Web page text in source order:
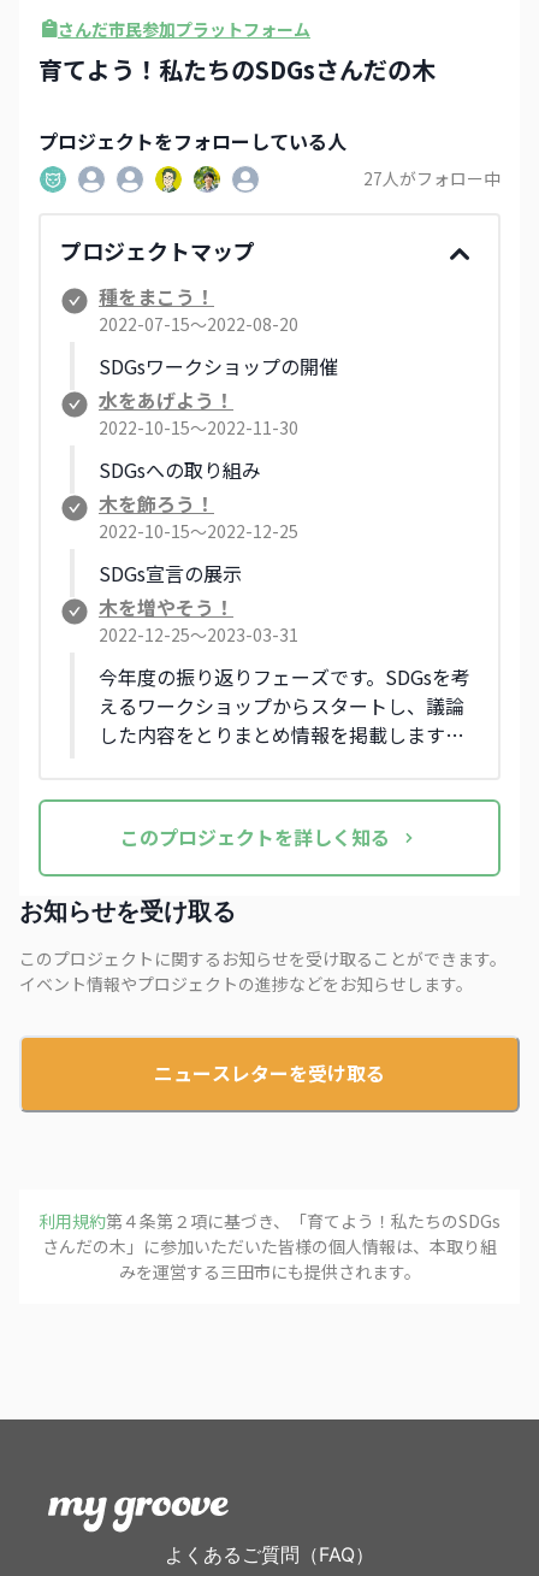
さんだ市民参加プラットフォーム
育てよう！私たちのSDGsさんだの木
プロジェクトをフォローしている人
27人がフォロー中
プロジェクトマップ
種をまこう！
2022-07-15〜2022-08-20
SDGsワークショップの開催
水をあげよう！
2022-10-15〜2022-11-30
SDGsへの取り組み
木を飾ろう！
2022-10-15〜2022-12-25
SDGs宣言の展示
木を増やそう！
2022-12-25〜2023-03-31
今年度の振り返りフェーズです。SDGsを考
えるワークショップからスタートし、議論
した内容をとりまとめ情報を掲載します。
このプロジェクトを詳しく知る
お知らせを受け取る
このプロジェクトに関するお知らせを受け取ることができます。
イベント情報やプロジェクトの進捗などをお知らせします。
ニュースレターを受け取る
利用規約第４条第２項に基づき、「育てよう！私たちのSDGs
さんだの木 」に参加いただいた皆様の個人情報は、本取り組
みを運営する三田市にも提供されます。
よくあるご質問（FAQ）